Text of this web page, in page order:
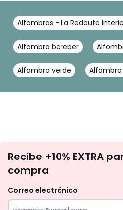
Alfombras - La Redoute
Alfombra bereber
Alfombra verde
te
Recibe +10% EXTRA
compra
Correo electrónico